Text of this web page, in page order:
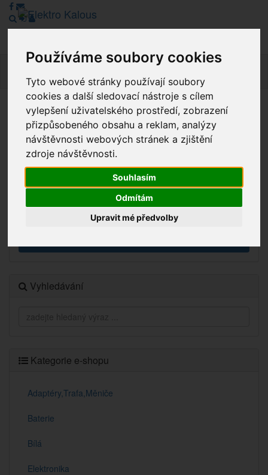
Používáme soubory cookies
Tyto webové stránky používají soubory
cookies a další sledovací nástroje s cílem
vylepšení uživatelského prostředí, zobrazení
přizpůsobeného obsahu a reklam, analýzy
návštěvnosti webových stránek a zjištění
zdroje návštěvnosti.
Souhlasím
Odmítám
Upravit mé předvolby
Vážení zákazníci, v tuto chvíli je Náš internetový obchod v
režimu Katalogu. Objednávky on-line nyní nelze vyřídit.
Děkujeme za pochopení.
Výprodej
Vyhledávání
Kategorie e-shopu
Adaptéry,Trafa,Měniče
Baterie
Bílá
Elektronika